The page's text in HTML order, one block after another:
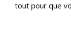
tout pour que